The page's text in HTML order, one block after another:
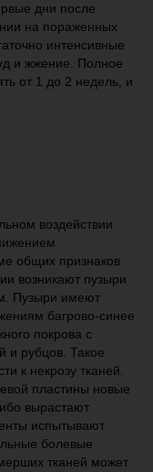
дни после
на пораженных
интенсивные
и жжение. Полное
от 1 до 2 недель, и
воздействии
общих признаков
возникают пузыри
Пузыри имеют
багрово-синее
покрова с
и рубцов. Такое
к некрозу тканей.
пластины новые
вырастают
испытывают
болевые
тканей может